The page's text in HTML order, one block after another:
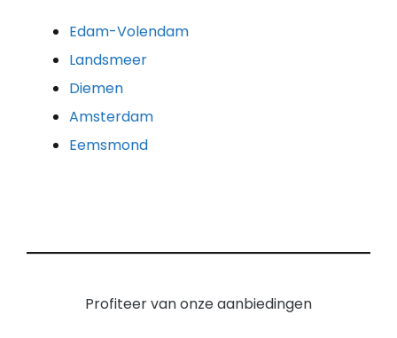
Edam-Volendam
Landsmeer
Diemen
Amsterdam
Eemsmond
Profiteer van onze aanbiedingen